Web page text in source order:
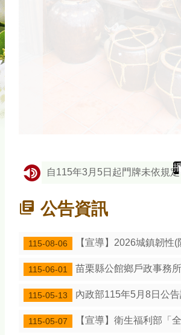
公告資訊
115-08-06 【宣導】2026城鎮韌性(防空)演習-行
115-06-01 苗栗縣公館鄉戶政事務所資通
115-05-13 內政部115年5月8日公告訂定「交友媒合服務定型化契
115-05-07 【宣導】衛生福利部「全民心理健康韌性計畫（2025-2030年）」，提